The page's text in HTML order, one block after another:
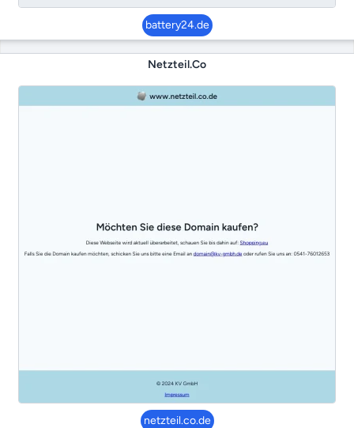
battery24.de
Netzteil.co
netzteil.co.de